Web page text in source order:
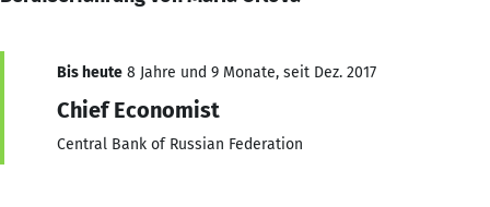
Bis heute 8 Jahre und 9 Monate, seit Dez. 2017
Chief Economist
Central Bank of Russian Federation